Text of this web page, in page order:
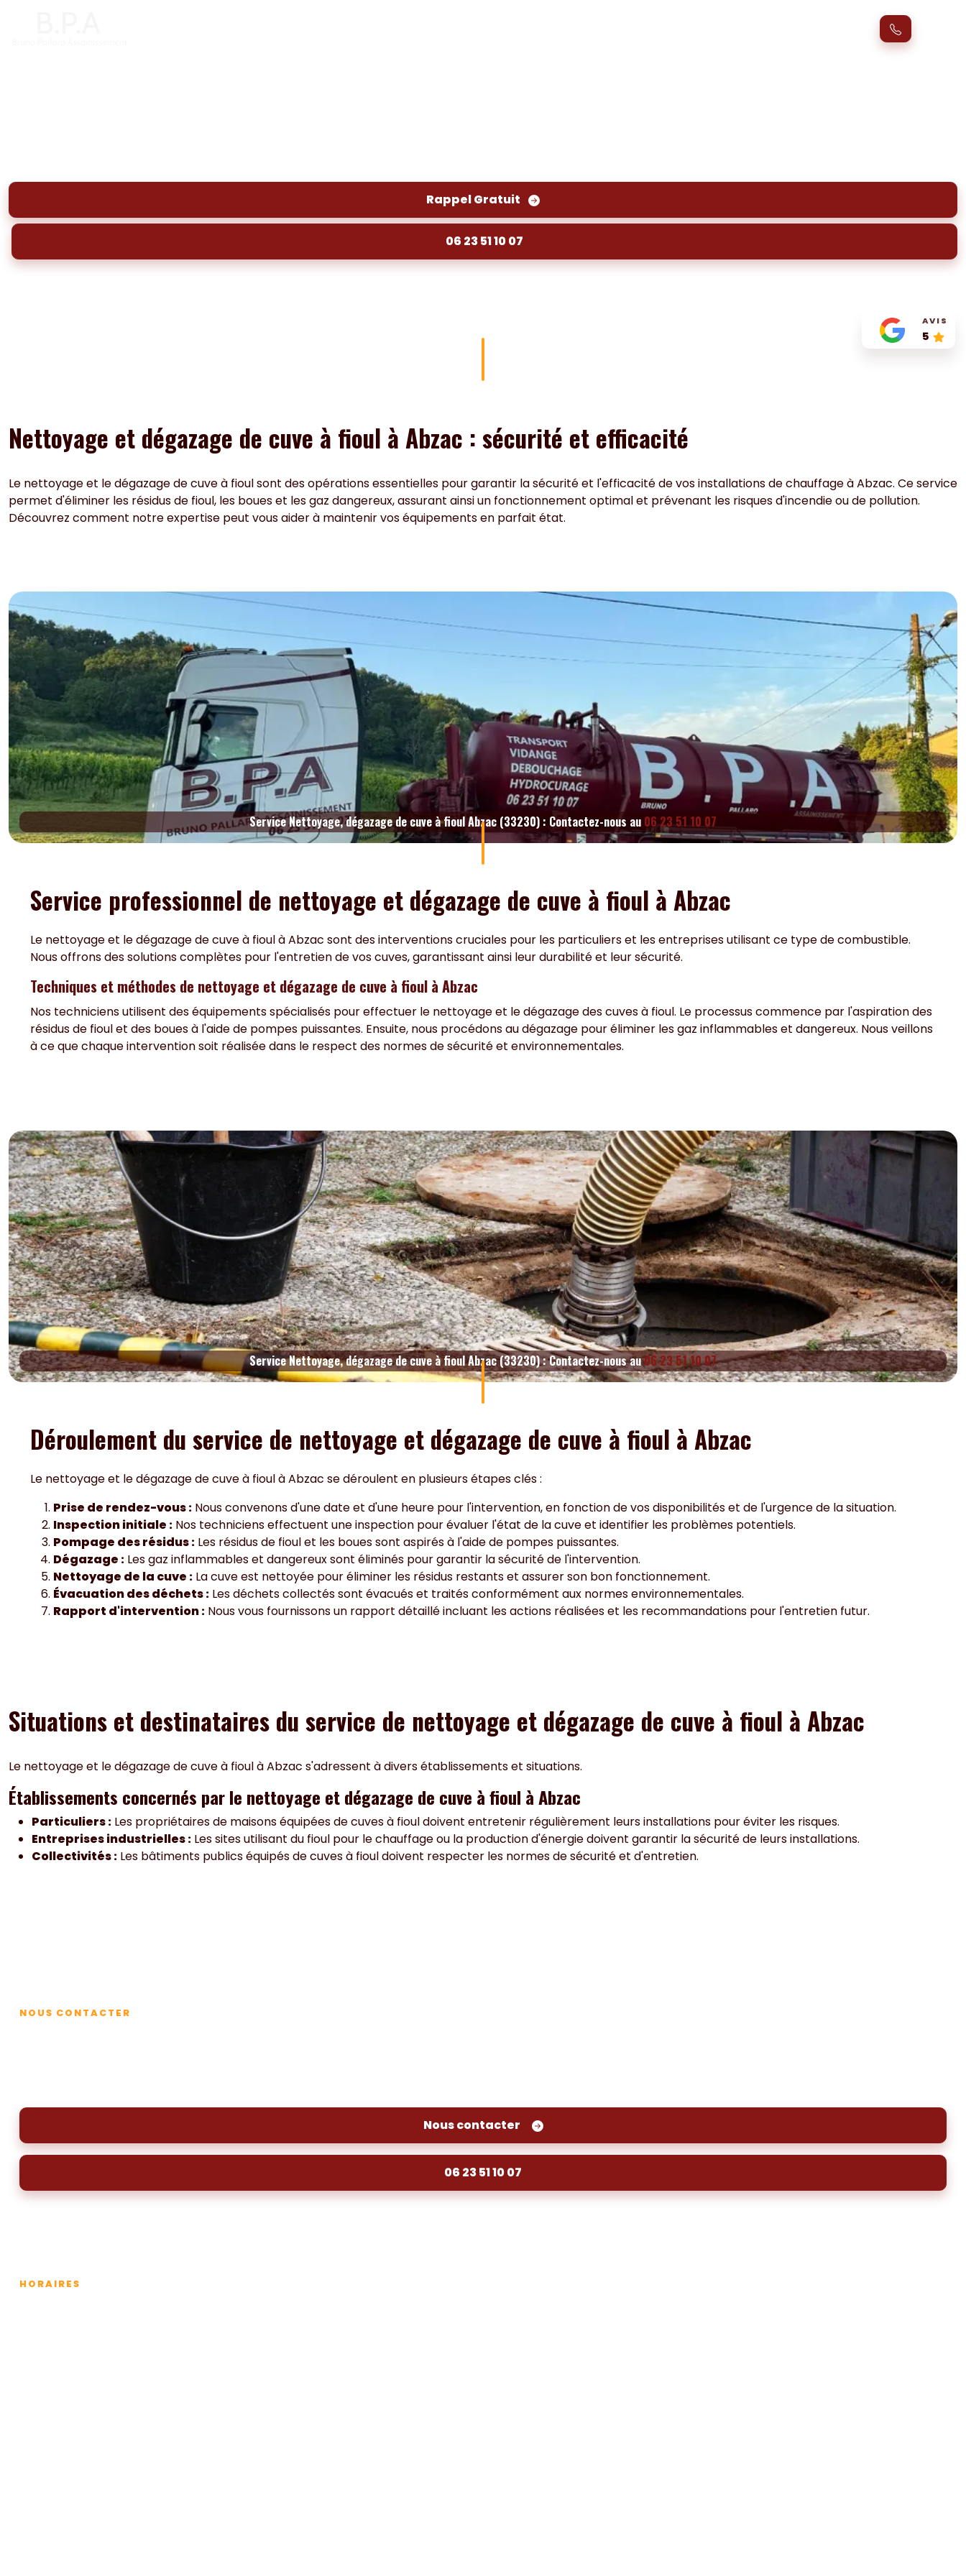
Rappel Gratuit
06 23 51 10 07
AVIS
5
Nettoyage et dégazage de cuve à fioul à Abzac : sécurité et efficacité
Le nettoyage et le dégazage de cuve à fioul sont des opérations essentielles pour garantir la sécurité et l'efficacité de vos installations de chauffage à Abzac. Ce service
permet d'éliminer les résidus de fioul, les boues et les gaz dangereux, assurant ainsi un fonctionnement optimal et prévenant les risques d'incendie ou de pollution.
Découvrez comment notre expertise peut vous aider à maintenir vos équipements en parfait état.
Service Nettoyage, dégazage de cuve à fioul Abzac (33230) : Contactez-nous au 06 23 51 10 07
Service professionnel de nettoyage et dégazage de cuve à fioul à Abzac
Le nettoyage et le dégazage de cuve à fioul à Abzac sont des interventions cruciales pour les particuliers et les entreprises utilisant ce type de combustible.
Nous offrons des solutions complètes pour l'entretien de vos cuves, garantissant ainsi leur durabilité et leur sécurité.
Techniques et méthodes de nettoyage et dégazage de cuve à fioul à Abzac
Nos techniciens utilisent des équipements spécialisés pour effectuer le nettoyage et le dégazage des cuves à fioul. Le processus commence par l'aspiration des
résidus de fioul et des boues à l'aide de pompes puissantes. Ensuite, nous procédons au dégazage pour éliminer les gaz inflammables et dangereux. Nous veillons
à ce que chaque intervention soit réalisée dans le respect des normes de sécurité et environnementales.
Service Nettoyage, dégazage de cuve à fioul Abzac (33230) : Contactez-nous au06 23 51 10 07
Déroulement du service de nettoyage et dégazage de cuve à fioul à Abzac
Le nettoyage et le dégazage de cuve à fioul à Abzac se déroulent en plusieurs étapes clés :
Prise de rendez-vous : Nous convenons d'une date et d'une heure pour l'intervention, en fonction de vos disponibilités et de l'urgence de la situation.
Inspection initiale : Nos techniciens effectuent une inspection pour évaluer l'état de la cuve et identifier les problèmes potentiels.
Pompage des résidus : Les résidus de fioul et les boues sont aspirés à l'aide de pompes puissantes.
Dégazage : Les gaz inflammables et dangereux sont éliminés pour garantir la sécurité de l'intervention.
Nettoyage de la cuve : La cuve est nettoyée pour éliminer les résidus restants et assurer son bon fonctionnement.
Évacuation des déchets : Les déchets collectés sont évacués et traités conformément aux normes environnementales.
Rapport d'intervention : Nous vous fournissons un rapport détaillé incluant les actions réalisées et les recommandations pour l'entretien futur.
Situations et destinataires du service de nettoyage et dégazage de cuve à fioul à Abzac
Le nettoyage et le dégazage de cuve à fioul à Abzac s'adressent à divers établissements et situations.
Établissements concernés par le nettoyage et dégazage de cuve à fioul à Abzac
Particuliers : Les propriétaires de maisons équipées de cuves à fioul doivent entretenir régulièrement leurs installations pour éviter les risques.
Entreprises industrielles : Les sites utilisant du fioul pour le chauffage ou la production d'énergie doivent garantir la sécurité de leurs installations.
Collectivités : Les bâtiments publics équipés de cuves à fioul doivent respecter les normes de sécurité et d'entretien.
Contact
NOUS CONTACTER
Nous contacter
06 23 51 10 07
HORAIRES